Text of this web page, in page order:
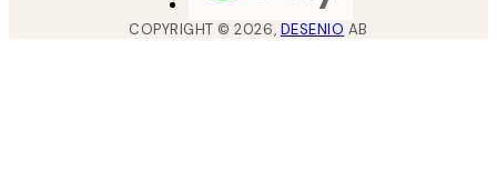
COPYRIGHT ©2026, DESENIO AB